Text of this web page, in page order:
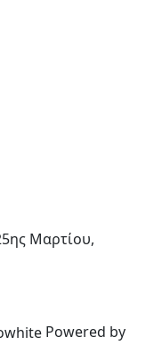
Μαρτίου,
Powered by